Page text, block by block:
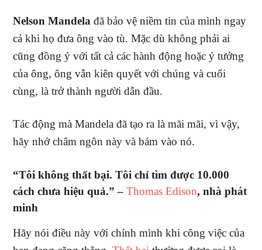
Nelson Mandela đã bảo vệ niềm tin của mình ngay
cả khi họ đưa ông vào tù. Mặc dù không phải ai
cũng đồng ý với tất cả các hành động hoặc ý tưởng
của ông, ông vẫn kiên quyết với chúng và cuối
cùng, là trở thành người dẫn đầu.
Tác động mà Mandela đã tạo ra là mãi mãi, vì vậy,
hãy nhớ châm ngôn này và bám vào nó.
“Tôi không thất bại. Tôi chỉ tìm được 10.000
cách chưa hiệu quả.” –Thomas Edison, nhà phát
minh
Hãy nói điều này với chính mình khi công việc của